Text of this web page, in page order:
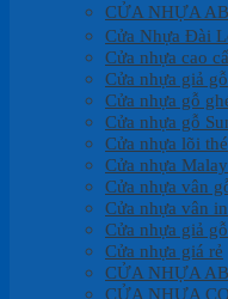
CỬA NHỰA
Cửa Nhựa Đài
Cửa nhựa cao
Cửa nhựa giả gỗ
Cửa nhựa gỗ
Cửa nhựa gỗ
Cửa nhựa lõi
Cửa nhựa
Cửa nhựa vân
Cửa nhựa vân in
Cửa nhựa giả
Cửa nhựa giá rẻ
CỬA NHỰA
CỬA NHỰA